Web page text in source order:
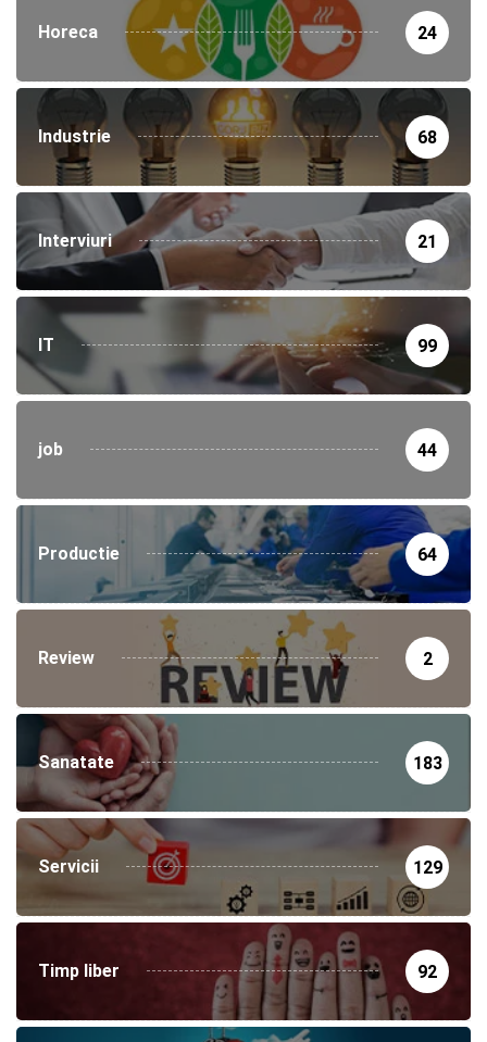
Horeca 24
Industrie 68
Interviuri 21
IT 99
job 44
Productie 64
Review 2
Sanatate 183
Servicii 129
Timp liber 92